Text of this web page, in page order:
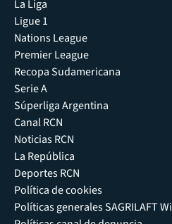
La Liga
Ligue 1
Nations League
Premier League
Recopa Sudamericana
Serie A
Súperliga Argentina
Canal RCN
Noticias RCN
La República
Deportes RCN
Política de cookies
Políticas generales SAGRILAFT